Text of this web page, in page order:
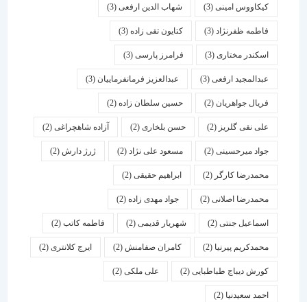
کیکاووس امینی(3) شهاب الدین ارفعی(3)
فاطمه ظفرنژاد(3) کتایون تقی زاده (3)
اسكندر مختاری(3) فرامرز پارسی(3)
عبدالمجید ارفعی(3) عبدالعزیز فرمانفرماییان(3)
فریال جواهریان (2) حسین سلطان زاده (2)
علی نقی گلریز(2) حسن بلخاری(2) آزاده شاهچراغی (2)
جواد میرحسینی(2) مسعود علی نژاد(2) ژرژ دارش (2)
محمدرضا کارگر(2) ابراهیم حقیقی(2)
محمدرضا اصلانی(2) جواد مهدی زاده (2)
اسماعیل جنتی(2) شهریار قدیمی(2) فاطمه کاتب(2)
محمدکریم پیرنیا(2) کامران صفامنش(2) ایرج کلانتری(2)
کورش دیباج طباطبایی(2) علی ملکی(2)
احمد سعیدنیا(2)